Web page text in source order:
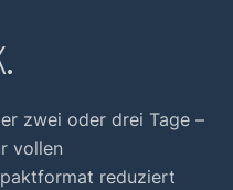
zwei oder drei Tage –
vollen
reduziert